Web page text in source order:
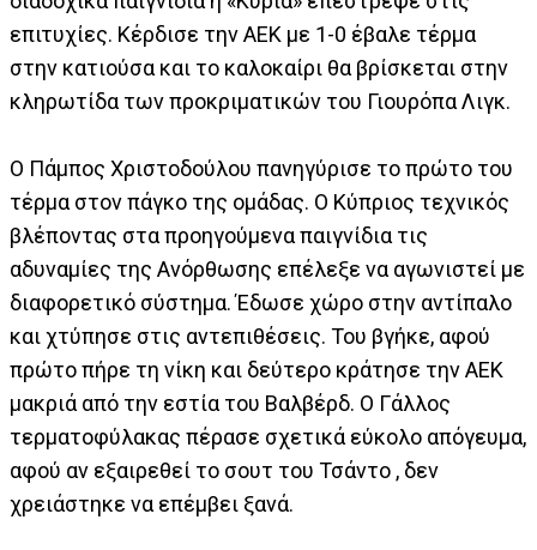
επιτυχίες. Κέρδισε την ΑΕΚ με 1-0 έβαλε τέρμα
στην κατιούσα και το καλοκαίρι θα βρίσκεται στην
κληρωτίδα των προκριματικών του Γιουρόπα Λιγκ.
Ο Πάμπος Χριστοδούλου πανηγύρισε το πρώτο του
τέρμα στον πάγκο της ομάδας. Ο Κύπριος τεχνικός
βλέποντας στα προηγούμενα παιγνίδια τις
αδυναμίες της Ανόρθωσης επέλεξε να αγωνιστεί με
διαφορετικό σύστημα. Έδωσε χώρο στην αντίπαλο
και χτύπησε στις αντεπιθέσεις. Του βγήκε, αφού
πρώτο πήρε τη νίκη και δεύτερο κράτησε την ΑΕΚ
μακριά από την εστία του Βαλβέρδ. Ο Γάλλος
τερματοφύλακας πέρασε σχετικά εύκολο απόγευμα,
αφού αν εξαιρεθεί το σουτ του Τσάντο , δεν
χρειάστηκε να επέμβει ξανά.